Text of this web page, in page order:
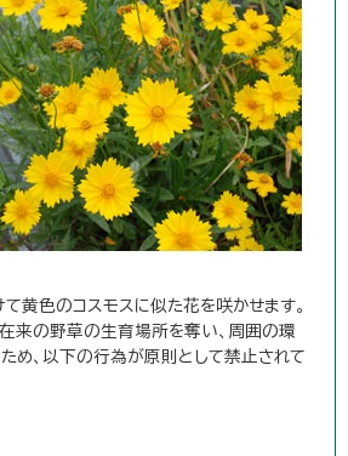
黄色のコスモスに似た花を咲かせます。
来の野草の生育場所を奪い、周囲の環
め、以下の行為が原則として禁止されて